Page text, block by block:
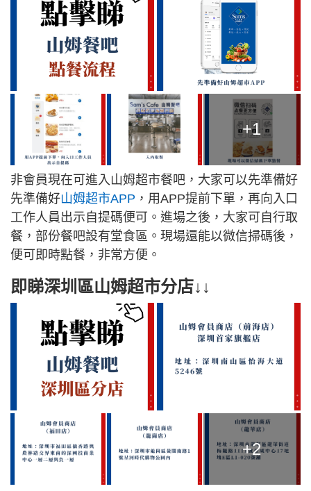
+1
非會員現在可進入山姆超市餐吧，大家可以先準備好
先準備好山姆超市APP ，用APP提前下單，再向入口
工作人員出示自提碼便可。進場之後，大家可自行取
餐，部份餐吧設有堂食區。現場還能以微信掃碼後，
便可即時點餐，非常方便。
即睇深圳區山姆超市分店↓↓
+2